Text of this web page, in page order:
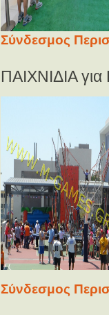
Σύνδεσμος
ΠΑΙΧΝΙΔΙΑ
Σύνδεσμος